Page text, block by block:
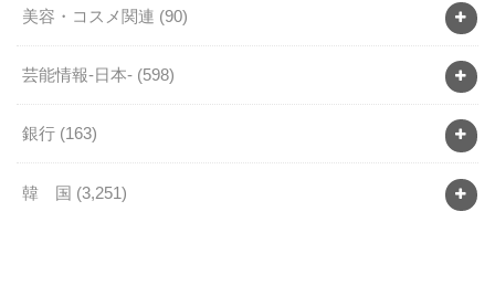
美容・コスメ関連 (90)
芸能情報-日本- (598)
銀行 (163)
韓 国 (3,251)